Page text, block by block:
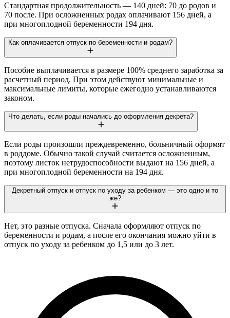
Стандартная продолжительность — 140 дней: 70 до родов и
70 после. При осложненных родах оплачивают 156 дней, а
при многоплодной беременности 194 дня.
Как оплачивается отпуск по беременности и родам?
Пособие выплачивается в размере 100% среднего заработка за
расчетный период. При этом действуют минимальные и
максимальные лимиты, которые ежегодно устанавливаются
законом.
Что делать, если роды начались до оформления декрета?
Если роды произошли преждевременно, больничный оформят
в роддоме. Обычно такой случай считается осложненным,
поэтому листок нетрудоспособности выдают на 156 дней, а
при многоплодной беременности на 194 дня.
Декретный отпуск и отпуск по уходу за ребенком — это одно и то
же?
Нет, это разные отпуска. Сначала оформляют отпуск по
беременности и родам, а после его окончания можно уйти в
отпуск по уходу за ребенком до 1,5 или до 3 лет.